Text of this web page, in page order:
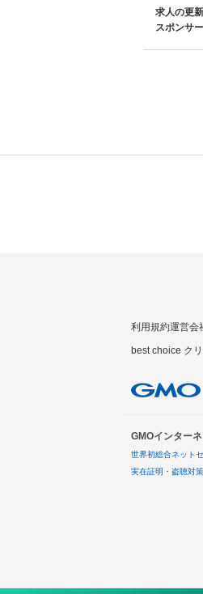
求人の更
スポンサー
利用規約運営会
best choice ク
GMOインター
世界初総合ネット
実在証明・盗聴対策